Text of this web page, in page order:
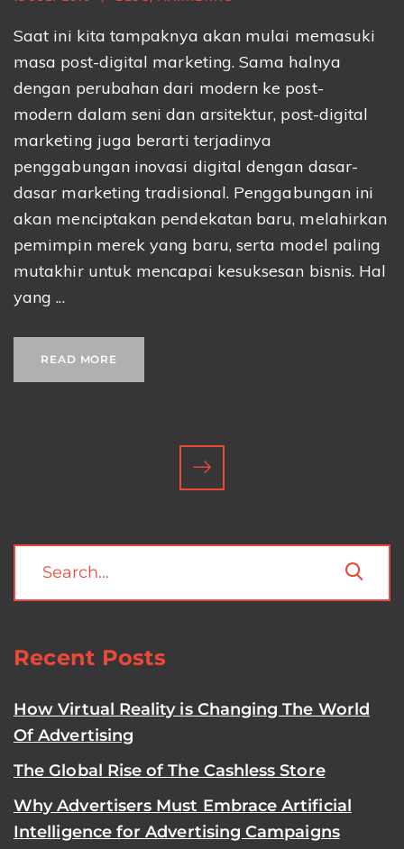
Saat ini kita tampaknya akan mulai memasuki
masa post-digital marketing. Sama halnya
dengan perubahan dari modern ke post-
modern dalam seni dan arsitektur, post-digital
marketing juga berarti terjadinya
penggabungan inovasi digital dengan dasar-
dasar marketing tradisional. Penggabungan ini
akan menciptakan pendekatan baru, melahirkan
pemimpin merek yang baru, serta model paling
mutakhir untuk mencapai kesuksesan bisnis. Hal
yang ...
READ MORE
Recent Posts
How Virtual Reality is Changing The World
Of Advertising
The Global Rise of The Cashless Store
Why Advertisers Must Embrace Artificial
Intelligence for Advertising Campaigns